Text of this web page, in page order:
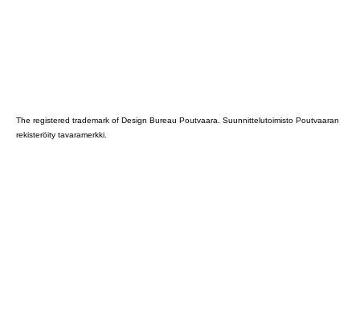
The registered trademark of Design Bureau Poutvaara. Suunnittelutoimisto Poutvaaran
rekisteröity tavaramerkki.